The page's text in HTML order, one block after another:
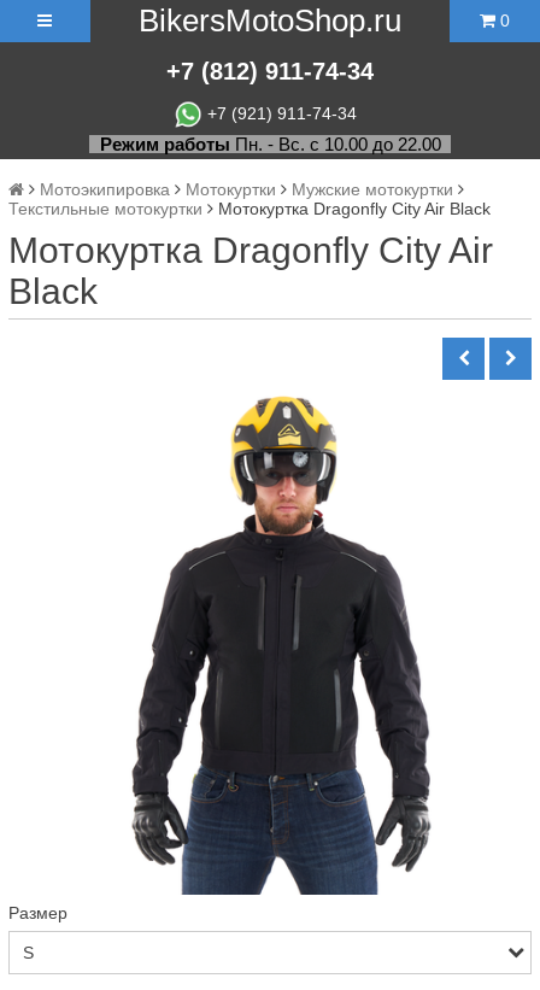
BikersMotoShop.ru
+7 (812) 911-74-34
+7 (921) 911-74-34
0
Режим работы Пн. - Вс. с 10.00 до 22.00
Мотоэкипировка Мотокуртки
Мужские мотокуртки
Текстильные мотокуртки
Мотокуртка Dragonfly City Air Black
Мотокуртка Dragonfly City Air
Black
Размер